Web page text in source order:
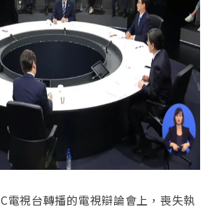
電視台轉播的電視辯論會上，喪失執